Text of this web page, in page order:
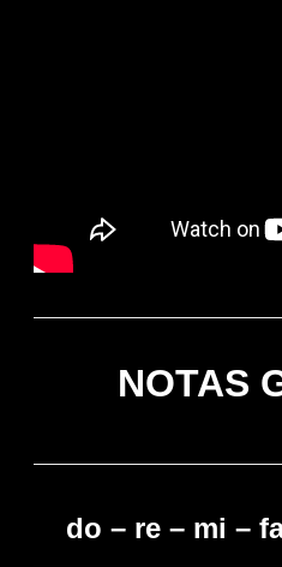
alemana.
NOTAS
do – re – mi –